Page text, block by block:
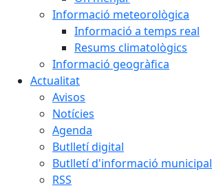
Informació meteorològica
Informació a temps real
Resums climatològics
Informació geogràfica
Actualitat
Avisos
Notícies
Agenda
Butlletí digital
Butlletí d'informació municipal
RSS